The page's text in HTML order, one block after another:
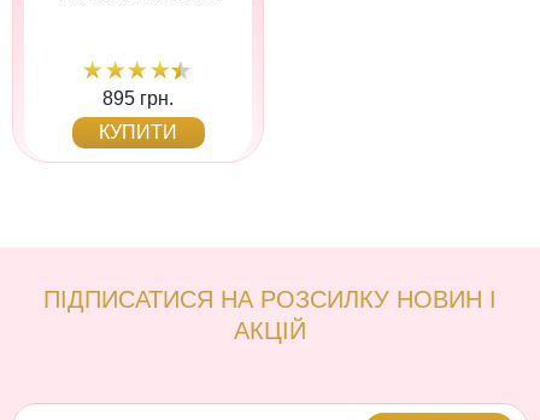
895 грн.
КУПИТИ
ПІДПИСАТИСЯ НА РОЗСИЛКУ НОВИН І
АКЦІЙ